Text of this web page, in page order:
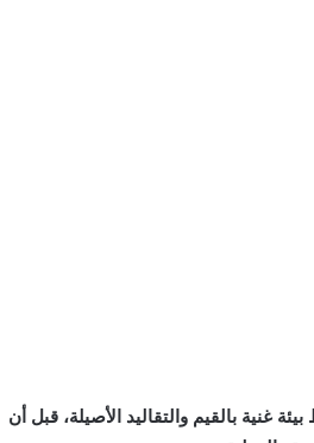
بالقيم والتقاليد الأصيلة، قبل أن